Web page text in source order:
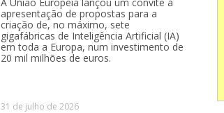
apresentação de propostas para a
criação de, no máximo, sete
gigafábricas de Inteligência Artificial (IA)
em toda a Europa, num investimento de
20 mil milhões de euros.
31 de julho de 2026